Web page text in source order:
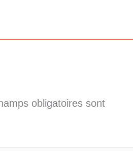
obligatoires sont